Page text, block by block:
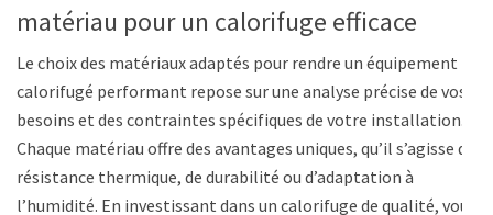
matériau pour un calorifuge efficace
Le choix des matériaux adaptés pour rendre un équipement
calorifugé performant repose sur une analyse précise de vos
besoins et des contraintes spécifiques de votre installation.
Chaque matériau offre des avantages uniques, qu’il s’agisse de
résistance thermique, de durabilité ou d’adaptation à
l’humidité. En investissant dans un calorifuge de qualité, vous